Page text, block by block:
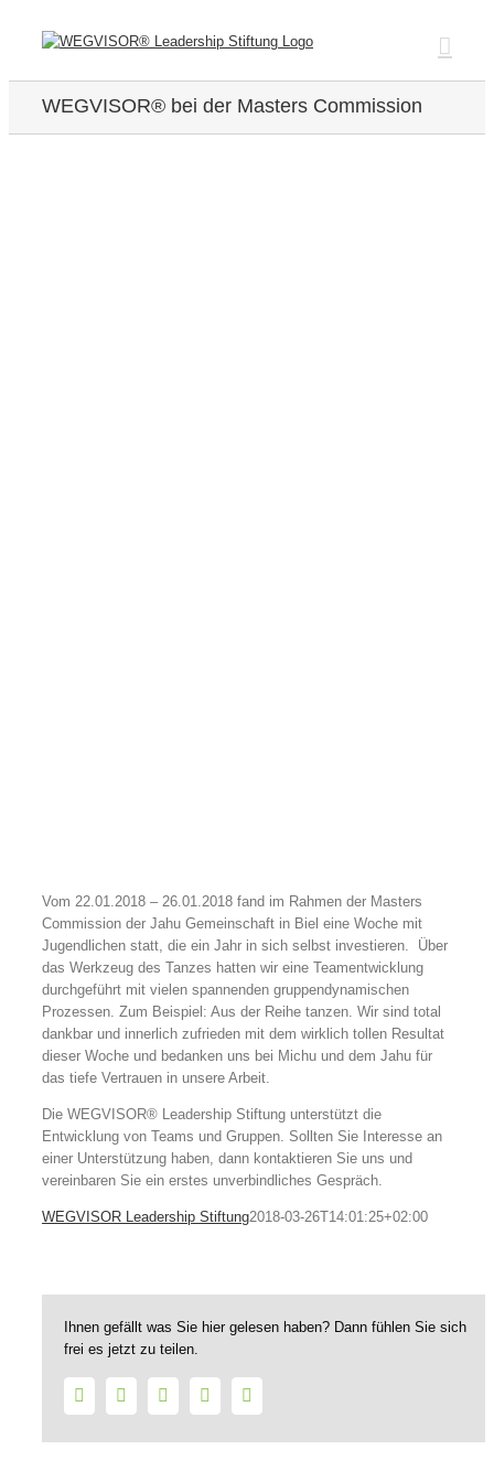
WEGVISOR® bei der Masters Commission
Vom 22.01.2018 – 26.01.2018 fand im Rahmen der Masters
Commission der Jahu Gemeinschaft in Biel eine Woche mit
Jugendlichen statt, die ein Jahr in sich selbst investieren. Über
das Werkzeug des Tanzes hatten wir eine Teamentwicklung
durchgeführt mit vielen spannenden gruppendynamischen
Prozessen. Zum Beispiel: Aus der Reihe tanzen. Wir sind total
dankbar und innerlich zufrieden mit dem wirklich tollen Resultat
dieser Woche und bedanken uns bei Michu und dem Jahu für
das tiefe Vertrauen in unsere Arbeit.
Die WEGVISOR® Leadership Stiftung unterstützt die
Entwicklung von Teams und Gruppen. Sollten Sie Interesse an
einer Unterstützung haben, dann kontaktieren Sie uns und
vereinbaren Sie ein erstes unverbindliches Gespräch.
WEGVISOR Leadership Stiftung2018-03-26T14:01:25+02:00
Ihnen gefällt was Sie hier gelesen haben? Dann fühlen Sie sich
frei es jetzt zu teilen.
FacebookTwitter LinkedInWhatsApp
Mail